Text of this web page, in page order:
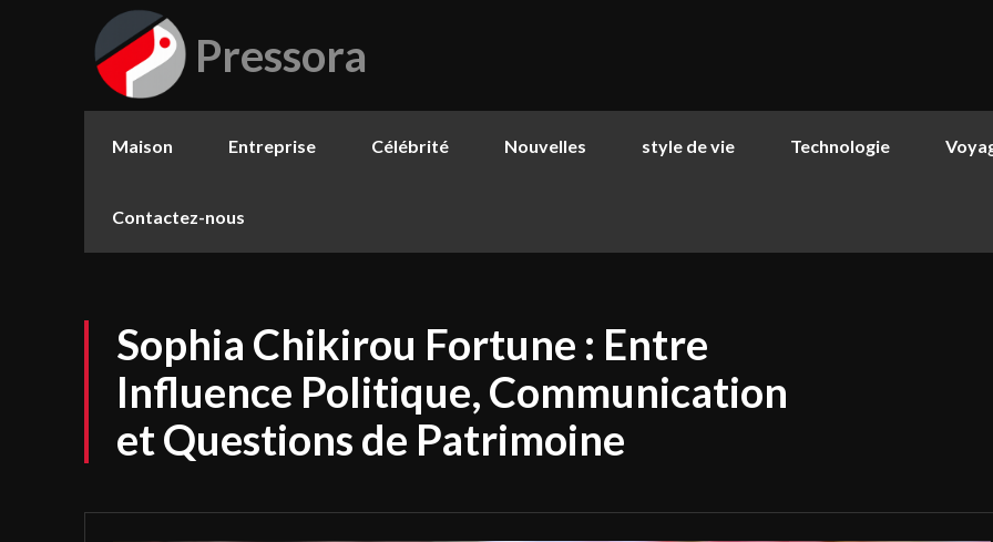
Pressora
Maison Entreprise Célébrité Nouvelles style de vie Technologie
Contactez-nous
Sophia Chikirou Fortune : Entre
Influence Politique, Communication
et Questions de Patrimoine